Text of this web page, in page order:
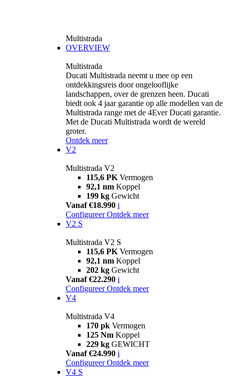
Multistrada
OVERVIEW
Multistrada
Ducati Multistrada neemt u mee op een
ontdekkingsreis door ongelooflijke
landschappen, over de grenzen heen. Ducati
biedt ook 4 jaar garantie op alle modellen van de
Multistrada range met de 4Ever Ducati garantie.
Met de Ducati Multistrada wordt de wereld
groter.
Ontdek meer
V2
Multistrada V2
115,6 PK Vermogen
92,1 nm Koppel
199 kg Gewicht
Vanaf €18.990 i
Configureer Ontdek meer
V2 S
Multistrada V2 S
115,6 PK Vermogen
92,1 nm Koppel
202 kg Gewicht
Vanaf €22.290 i
Configureer Ontdek meer
V4
Multistrada V4
170 pk Vermogen
125 Nm Koppel
229 kg GEWICHT
Vanaf €24.990 i
Configureer Ontdek meer
V4 S